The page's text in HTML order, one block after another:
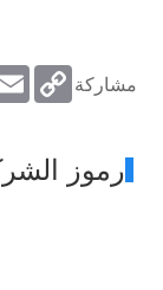
مشاركة Copy
Link
رموز